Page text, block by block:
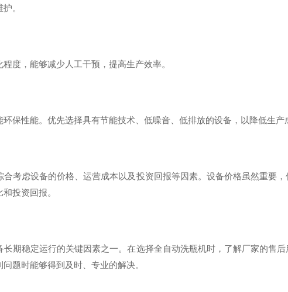
。
度，能够减少人工干预，提高生产效率。
保性能。优先选择具有节能技术、低噪音、低排放的设备，以降低生产
考虑设备的价格、运营成本以及投资回报等因素。设备价格虽然重要
投资回报。
长期稳定运行的关键因素之一。在选择全自动洗瓶机时，了解厂家的售
题时能够得到及时、专业的解决。